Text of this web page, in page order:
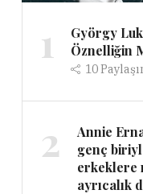
1
György
Öznelliğin
10
2
Annie
genç
erkeklere
ayrıcalık